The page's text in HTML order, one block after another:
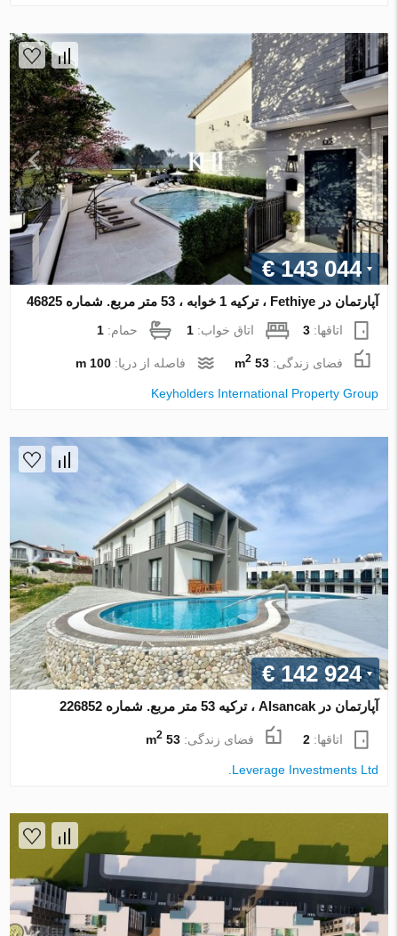
€ 143 044
آپارتمان در Fethiye ، ترکیه 1 خوابه ، 53 متر مربع. شماره 46825
اتاقها:3 اتاق خواب:1 حمام:1
فضای زندگی:53 m
2 فاصله از دریا:100 m
Keyholders International Property Group
€ 142 924
آپارتمان در Alsancak ، ترکیه 53 متر مربع. شماره 226852
اتاقها:2 فضای زندگی:53 m
2
Leverage Investments Ltd.